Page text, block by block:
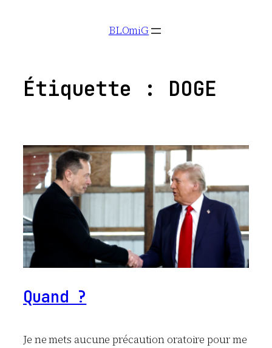
BLOmiG
Étiquette : DOGE
Quand ?
Je ne mets aucune précaution oratoire pour me